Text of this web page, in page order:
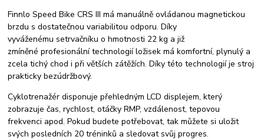
Finnlo Speed Bike CRS III má manuálně ovládanou magnetickou
brzdu s dostatečnou variabilitou odporu. Díky
vyváženému setrvačníku o hmotnosti 22 kg a již
zmíněné profesionální technologií ložisek má komfortní, plynulý a
zcela tichý chod i při větších zátěžích. Díky této technologií je stroj
prakticky bezúdržbový.
Cyklotrenažér disponuje přehledným LCD displejem, který
zobrazuje čas, rychlost, otáčky RMP, vzdálenost, tepovou
frekvenci apod. Pokud budete potřebovat, tak můžete si uložit
svých posledních 20 tréninků a sledovat svůj progres.